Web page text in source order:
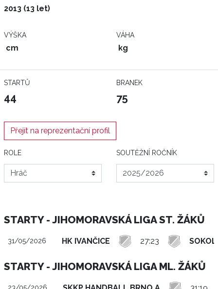
2013 (13 let)
VÝŠKA
cm
VÁHA
kg
STARTŮ
44
BRANEK
75
Přejít na reprezentační profil
ROLE SOUTĚŽNÍ ROČNÍK
STARTY - JIHOMORAVSKÁ LIGA ST. ŽÁKŮ
31/05/2026 HK IVANČICE 27:23
STARTY - JIHOMORAVSKÁ LIGA ML. ŽÁKŮ